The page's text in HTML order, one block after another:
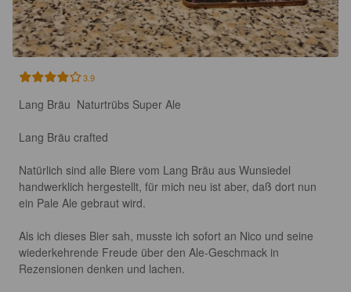
3.9
Lang Bräu  Naturtrübs Super Ale
Lang Bräu crafted
Natürlich sind alle Biere vom Lang Bräu aus Wunsiedel
handwerklich hergestellt, für mich neu ist aber, daß dort nun
ein Pale Ale gebraut wird.
Als ich dieses Bier sah, musste ich sofort an Nico und seine
wiederkehrende Freude über den Ale-Geschmack in
Rezensionen denken und lachen.